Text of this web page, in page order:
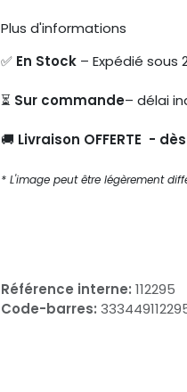
Plus d'informations
✅ En Stock – Expédié sous
⏳ Sur commande– délai
🚚 Livraison OFFERTE -
* L'image peut être légèrement
Référence interne: 112295
Code-barres: